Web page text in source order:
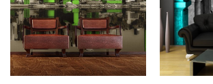
można
wybrać
na
stronie
produktu